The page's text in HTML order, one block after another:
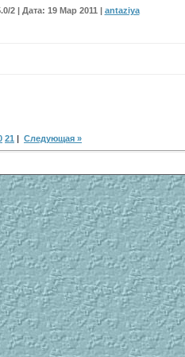
2 | Дата: 19 Мар 2011 | antaziya
21 | Следующая »